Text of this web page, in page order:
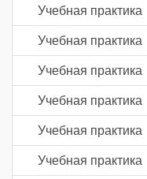
Учебная практика
Учебная практика
Учебная практика
Учебная практика
Учебная практика
Учебная практика